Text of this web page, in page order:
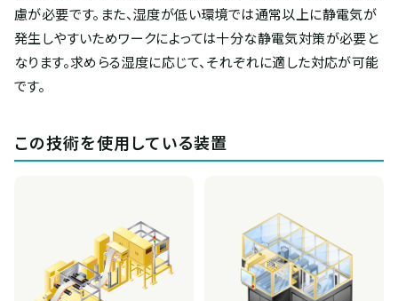
慮が必要です。また、湿度が低い環境では通常以上に静電気が
発生しやすいためワークによっては十分な静電気対策が必要と
なります。求めらる湿度に応じて、それぞれに適した対応が可能
です。
この技術を使用している装置